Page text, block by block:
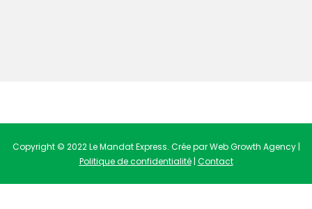
Copyright © 2022 Le Mandat Express. Crée par Web Growth Agency |
Politique de confidentialité| Contact